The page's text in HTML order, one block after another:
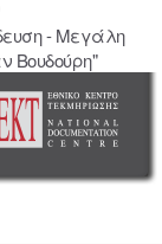
- Μεγάλη
Βουδούρη"